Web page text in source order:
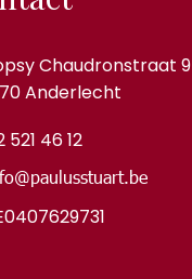
Chaudronstraat 9
Anderlecht
521 46 12